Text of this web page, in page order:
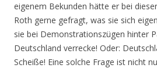
eigenem Bekunden hätte er bei
Roth gerne gefragt, was sie sich
sie bei Demonstrationszügen hinter
Deutschland verrecke! Oder:
Scheiße! Eine solche Frage ist nicht